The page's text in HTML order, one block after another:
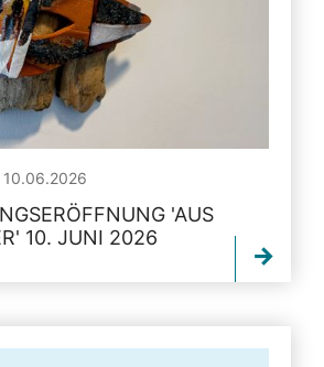
10.06.2026
'AUS
10. JUNI 2026